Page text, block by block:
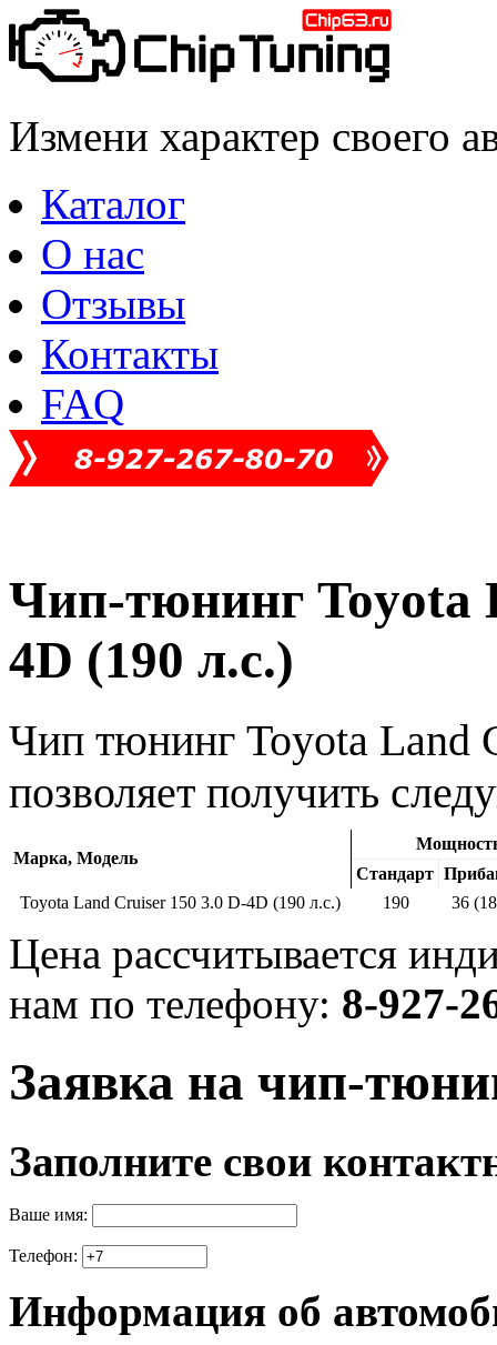
Измени характер своего
Каталог
О нас
Отзывы
Контакты
FAQ
Чип-тюнинг Toyota
4D (190 л.с.)
Чип тюнинг Toyota Land
позволяет получить
Марка, Модель
Стандарт
Toyota Land Cruiser 150 3.0 D-4D (190 л.с.)
190 36
Цена рассчитывается
нам по телефону: 8-927-
Заявка на чип-
Заполните свои
Ваше имя:
Телефон:
Информация об